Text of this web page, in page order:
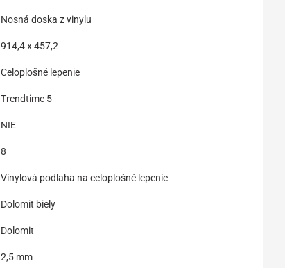
Nosná doska z vinylu
914,4 x 457,2
Celoplošné lepenie
Trendtime 5
NIE
8
Vinylová podlaha na celoplošné lepenie
Dolomit biely
Dolomit
2,5 mm